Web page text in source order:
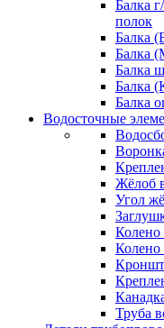
Балка
полок
Балка
Балка
Балка
Балка
Балка
Водосточные
Жёлоб
Угол
Колено
Колено
Труба